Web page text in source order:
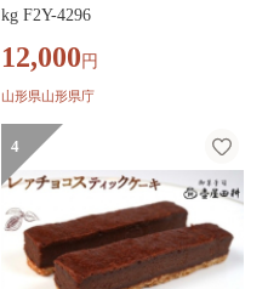
kg F2Y-4296
12,000 円
山形県山形県庁
4